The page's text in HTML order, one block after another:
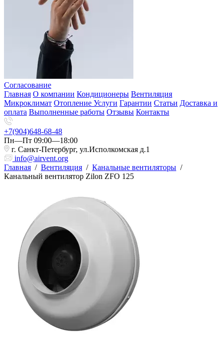
Согласование
Главная О компании Кондиционеры Вентиляция
Микроклимат Отопление Услуги Гарантии Статьи Доставка и
оплата Выполненные работы Отзывы Контакты
+7(904)648-68-48
Пн—Пт 09:00—18:00
г. Санкт-Петербург, ул.Исполкомская д.1
info@airvent.org
Главная / Вентиляция / Канальные вентиляторы /
Канальный вентилятор Zilon ZFO 125